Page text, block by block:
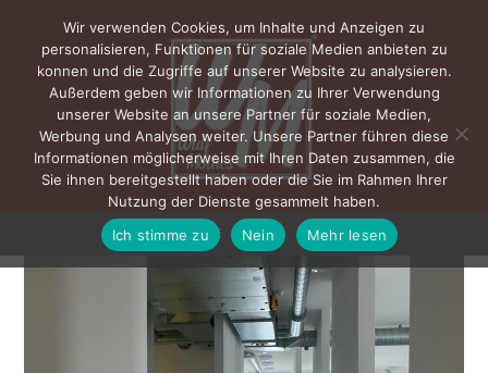
MENÜ
Wir verwenden Cookies, um Inhalte und Anzeigen zu
personalisieren, Funktionen für soziale Medien anbieten zu
konnen und die Zugriffe auf unserer Website zu analysieren.
Außerdem geben wir Informationen zu Ihrer Verwendung
unserer Website an unsere Partner für soziale Medien,
Werbung und Analysen weiter. Unsere Partner führen diese
Informationen möglicherweise mit Ihren Daten zusammen, die
Sie ihnen bereitgestellt haben oder die Sie im Rahmen Ihrer
Nutzung der Dienste gesammelt haben.
Ich stimme zu
Nein Mehr lesen